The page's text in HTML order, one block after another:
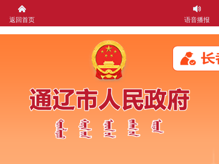
返回首页 语音播报